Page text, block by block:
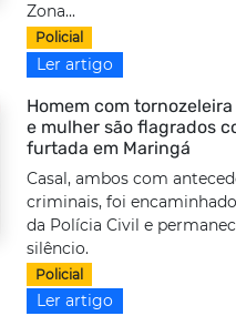
Zona...
Policial
Ler artigo
Homem com
e mulher são flagrados
furtada em Maringá
Casal, ambos com
criminais, foi
da Polícia Civil e
silêncio.
Policial
Ler artigo